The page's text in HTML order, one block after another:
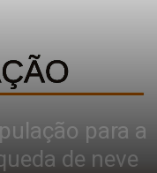
para a
de neve